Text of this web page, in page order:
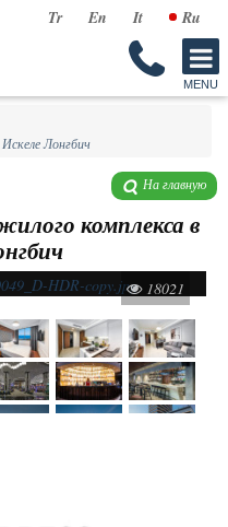
Tr En It Ru
Лонгбич
На главную
комплекса в
18021